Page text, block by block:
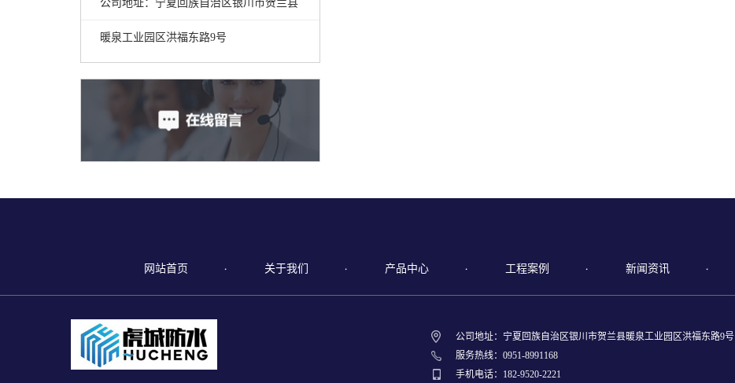
公司地址：宁夏回族自治区银川市贺兰县
暖泉工业园区洪福东路9号
网站首页 关于我们 产品中心 工程案例 新闻资讯
公司地址：宁夏回族自治区银川市贺兰县暖泉工业园区洪福东路9号
服务热线：0951-8991168
手机电话：182-9520-2221